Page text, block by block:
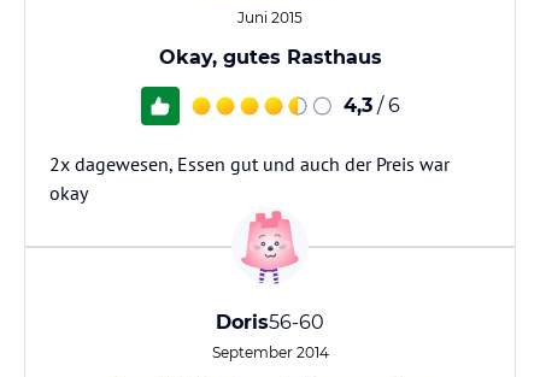
Juni 2015
Okay, gutes Rasthaus
4,3 / 6
2x dagewesen, Essen gut und auch der Preis war
okay
Doris56-60
September 2014